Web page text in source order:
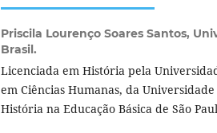
Priscila Lourenço Soares Santos,
Brasil.
Licenciada em História pela
em Ciências Humanas, da
História na Educação Básica de São